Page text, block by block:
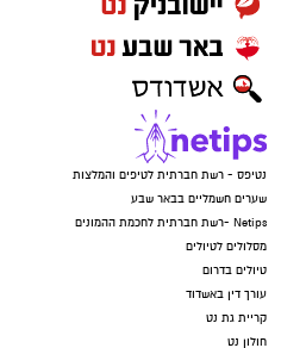
נטיפס - רשת חברתית לטיפים והמלצות
שערים חשמליים בבאר שבע
Netips -רשת חברתית לחכמת ההמונים
מסלולים לטיולים
טיולים בדרום
עורך דין באשדוד
קריית גת נט
חולון נט